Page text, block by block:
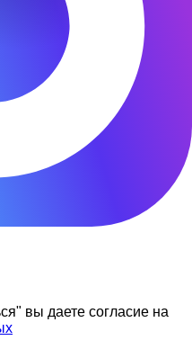
вы даете согласие на